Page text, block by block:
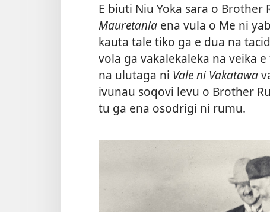
E biuti Niu Yoka sara o Brother
Mauretania ena vula o Me ni
kauta tale tiko ga e dua na
vola ga vakalekaleka na veika
na ulutaga ni Vale ni Vakatawa
ivunau soqovi levu o Brother
tu ga ena osodrigi ni rumu.